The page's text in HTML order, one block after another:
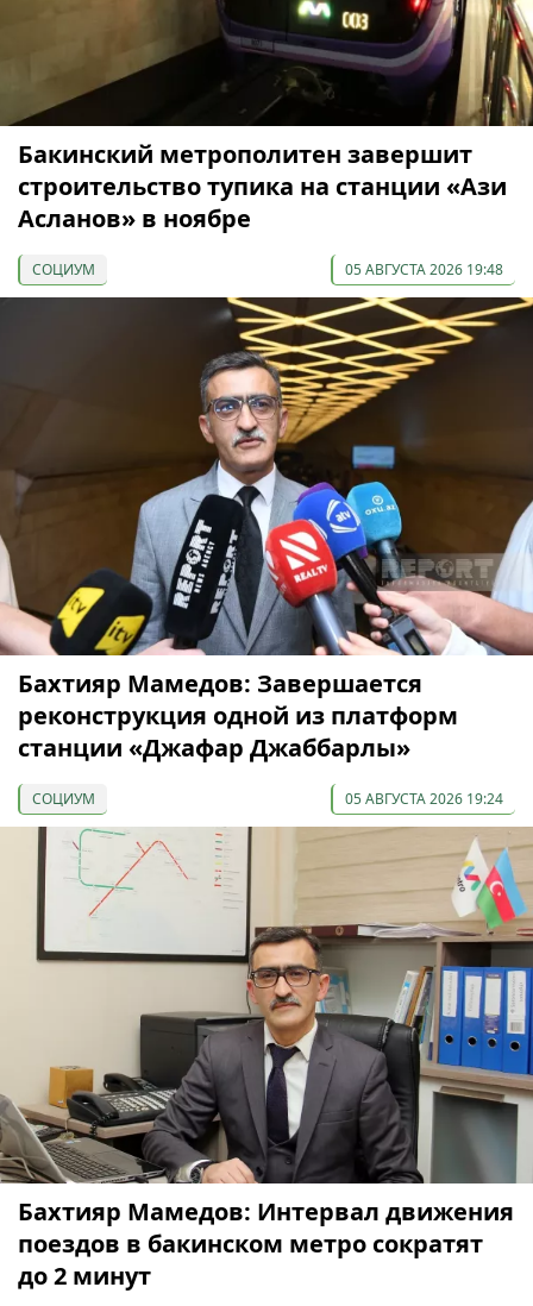
Бакинский метрополитен завершит
строительство тупика на станции «Ази
Асланов» в ноябре
СОЦИУМ 05 АВГУСТА 2026 19:48
Бахтияр Мамедов: Завершается
реконструкция одной из платформ
станции «Джафар Джаббарлы»
СОЦИУМ 05 АВГУСТА 2026 19:24
Бахтияр Мамедов: Интервал движения
поездов в бакинском метро сократят
до 2 минут